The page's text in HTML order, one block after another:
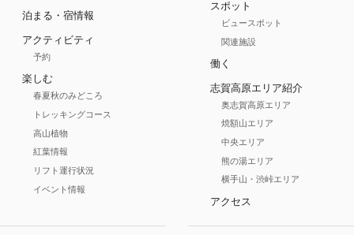
泊まる・宿情報
アクティビティ
予約
楽しむ
春夏秋のみどころ
トレッキングコース
高山植物
紅葉情報
リフト運行状況
イベント情報
スポット
ビュースポット
関連施設
働く
志賀高原エリア紹介
奥志賀高原エリア
焼額山エリア
中央エリア
熊の湯エリア
横手山・渋峠エリア
アクセス